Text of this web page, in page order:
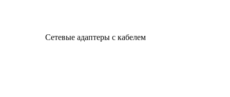
Сетевые адаптеры с кабелем